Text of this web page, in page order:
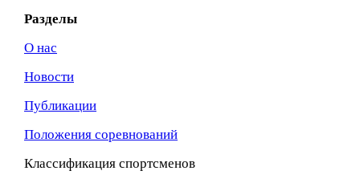
Разделы
О нас
Новости
Публикации
Положения соревнований
Классификация спортсменов